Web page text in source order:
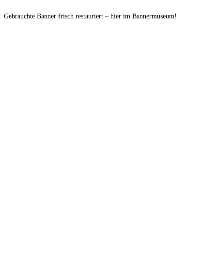
Gebrauchte Banner frisch restauriert – hier im Bannermuseum!